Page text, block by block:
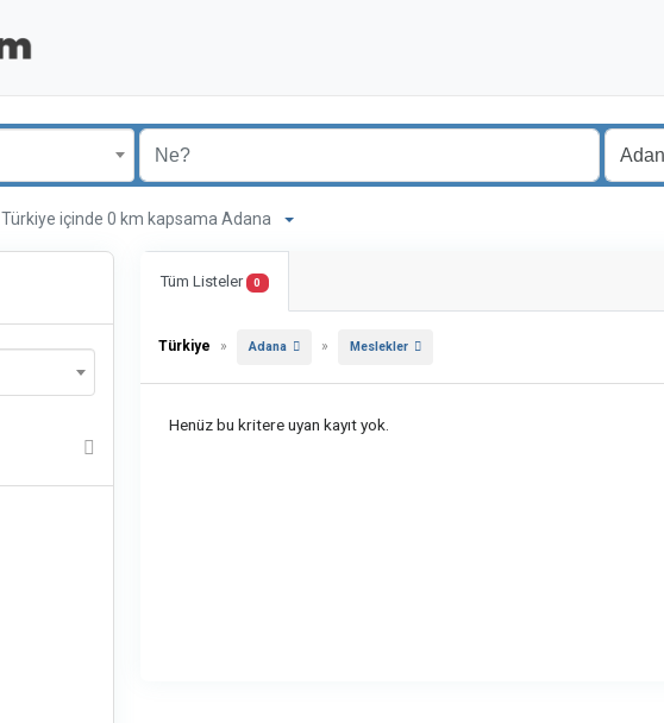
Türkiye içinde 0 km kapsama Adana
Tüm Listeler 0
Türkiye » Adana » Meslekler
Henüz bu kritere uyan kayıt yok.